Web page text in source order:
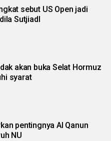
sebut US Open jadi
SutjiadI
akan buka Selat Hormuz
syarat
pentingnya Al Qanun
NU